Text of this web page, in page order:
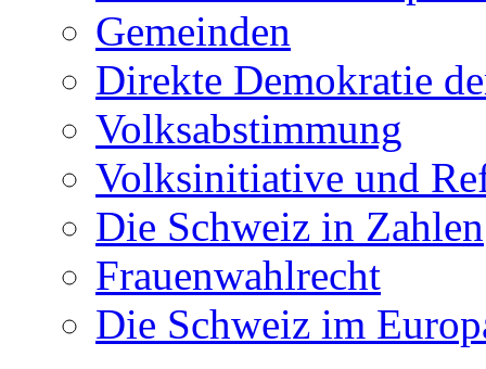
Gemeinden
Direkte Demokratie
Volksabstimmung
Volksinitiative und
Die Schweiz in Zahlen
Frauenwahlrecht
Die Schweiz im